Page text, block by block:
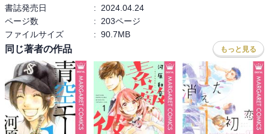
書誌発売日
:
2024.04.24
ページ数
:
203ページ
ファイルサイズ
: 90.7MB
同じ著者の作品 もっと見る